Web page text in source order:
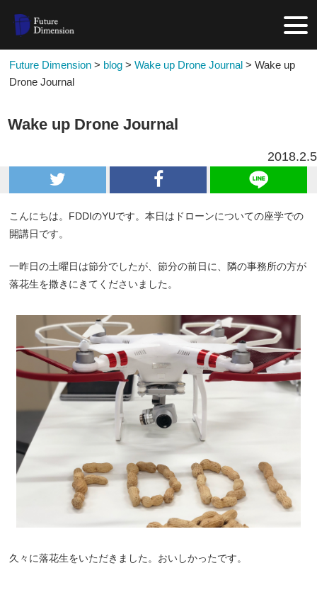
Future Dimension > blog >Wake up Drone Journal >Wake up
Drone Journal
Wake up Drone Journal
2018.2.5
こんにちは。FDDIのYUです。本日はドローンについての座学での
開講日です。
一昨日の土曜日は節分でしたが、節分の前日に、隣の事務所の方が
落花生を撒きにきてくださいました。
久々に落花生をいただきました。おいしかったです。